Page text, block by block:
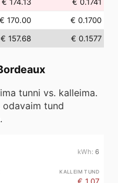
€ 170.00
€ 0.1700
€ 157.68 € 0.1577
tunni vs. kalleima.
odavaim tund
6